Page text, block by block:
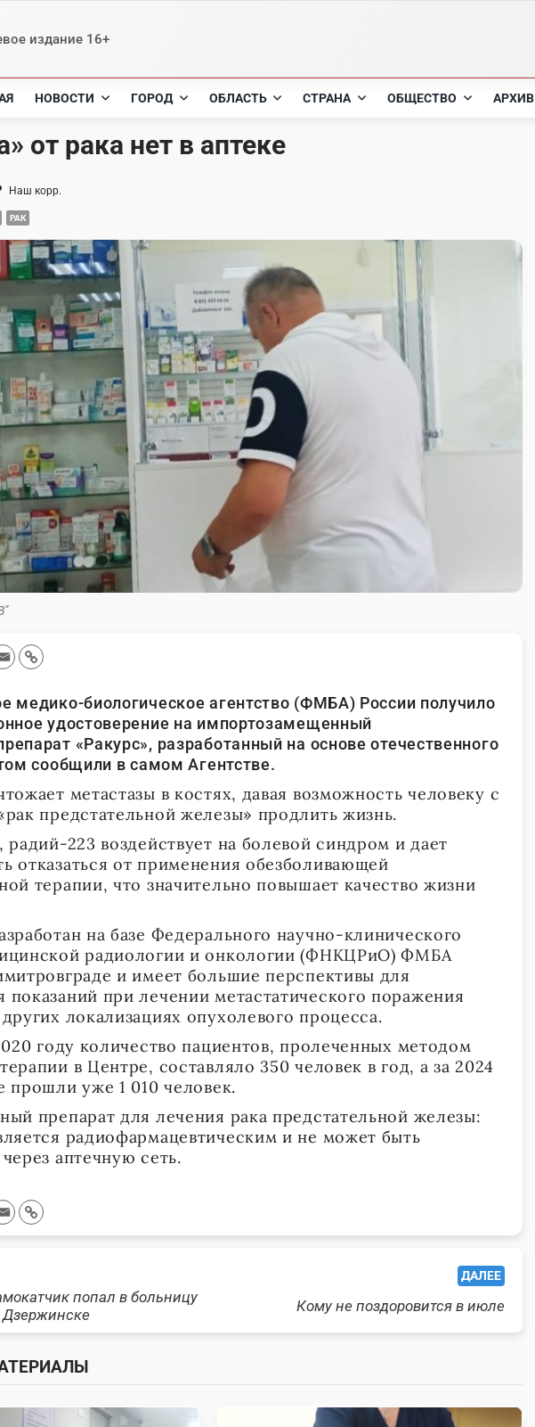
издание 16+
НОВОСТИ ГОРОД ОБЛАСТЬ СТРАНА ОБЩЕСТВО АРХИВ
от рака нет в аптеке
Наш корр.
РАК
медико-биологическое агентство (ФМБА) России получило
удостоверение на импортозамещенный
«Ракурс», разработанный на основе отечественного
сообщили в самом Агентстве.
метастазы в костях, давая возможность человеку с
предстательной железы» продлить жизнь.
радий-223 воздействует на болевой синдром и дает
отказаться от применения обезболивающей
терапии, что значительно повышает качество жизни
на базе Федерального научно-клинического
радиологии и онкологии (ФНКЦРиО) ФМБА
и имеет большие перспективы для
показаний при лечении метастатического поражения
локализациях опухолевого процесса.
году количество пациентов, пролеченных методом
в Центре, составляло 350 человек в год, а за 2024
прошли уже 1 010 человек.
препарат для лечения рака предстательной железы:
радиофармацевтическим и не может быть
аптечную сеть.
попал в больницу
ДАЛЕЕ
Кому не поздоровится в июле